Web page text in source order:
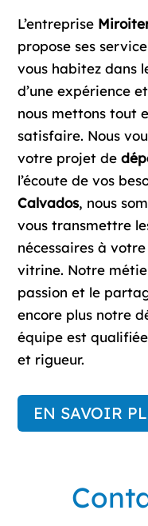
L’entreprise
propose ses
vous habitez dans
d’une expérience
nous mettons tout
satisfaire. Nous
votre projet de
l’écoute de vos
Calvados, nous
vous transmettre
nécessaires à
vitrine. Notre
passion et le
encore plus notre
équipe est
et rigueur.
EN SAVOIR